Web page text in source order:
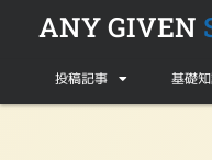
ANY GIVEN
投稿記事 基礎